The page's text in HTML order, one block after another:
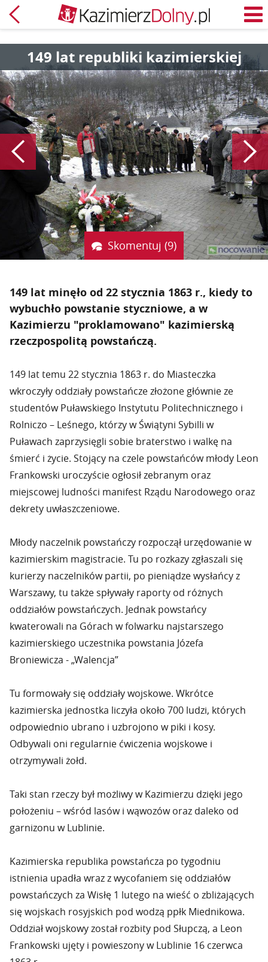
Powrót
149 lat republiki kazimierskiej
Poprzedni
Skomentuj (9)
149 lat minęło od 22 stycznia 1863 r., kiedy to
wybuchło powstanie styczniowe, a w
Kazimierzu "proklamowano" kazimierską
rzeczpospolitą powstańczą.
149 lat temu 22 stycznia 1863 r. do Miasteczka
wkroczyły oddziały powstańcze złożone głównie ze
studentów Puławskiego Instytutu Politechnicznego i
Rolniczo – Leśnego, którzy w Świątyni Sybilli w
Puławach zaprzysięgli sobie braterstwo i walkę na
śmierć i życie. Stojący na czele powstańców młody Leon
Frankowski uroczyście ogłosił zebranym oraz
miejscowej ludności manifest Rządu Narodowego oraz
dekrety uwłaszczeniowe.
Młody naczelnik powstańczy rozpoczął urzędowanie w
kazimierskim magistracie. Tu po rozkazy zgłaszali się
kurierzy naczelników partii, po pieniądze wysłańcy z
Warszawy, tu także spływały raporty od różnych
oddziałów powstańczych. Jednak powstańcy
kwaterowali na Górach w folwarku najstarszego
kazimierskiego uczestnika powstania Józefa
Broniewicza - „Walencja”
Tu formowały się oddziały wojskowe. Wkrótce
kazimierska jednostka liczyła około 700 ludzi, których
odpowiednio ubrano i uzbrojono w piki i kosy.
Odbywali oni regularnie ćwiczenia wojskowe i
otrzymywali żołd.
Taki stan rzeczy był możliwy w Kazimierzu dzięki jego
położeniu – wśród lasów i wąwozów oraz daleko od
garnizonu w Lublinie.
Kazimierska republika powstańcza po tygodniu
istnienia upadła wraz z wycofaniem się oddziałów
powstańczych za Wisłę 1 lutego na wieść o zbliżających
się wojskach rosyjskich pod wodzą ppłk Miednikowa.
Oddział wojskowy został rozbity pod Słupczą, a Leon
Frankowski ujęty i powieszony w Lublinie 16 czerwca